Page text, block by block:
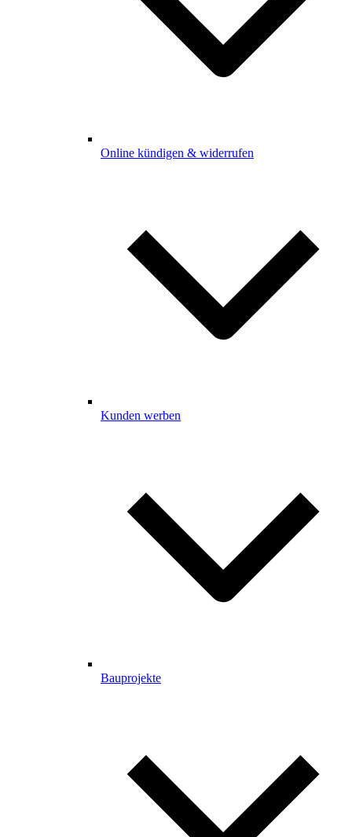
Online kündigen & widerrufen
Kunden werben
Bauprojekte